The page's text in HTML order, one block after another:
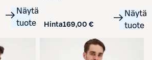
Näytä
tuote
Hinta169,00 €
Näytä
tuote